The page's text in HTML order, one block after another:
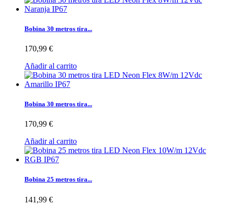
Bobina 30 metros tira...
170,99 €
Añadir al carrito
Bobina 30 metros tira...
170,99 €
Añadir al carrito
Bobina 25 metros tira...
141,99 €